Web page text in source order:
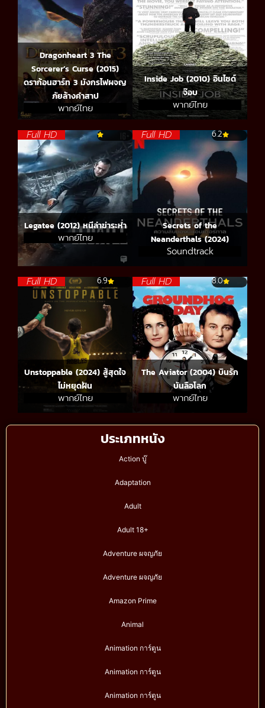
ประเภทหนัง
Action บู๊
Adaptation
Adult
Adult 18+
Adventure ผจญภัย
Adventure ผจญภัย
Amazon Prime
Animal
Animation การ์ตูน
Animation การ์ตูน
Animation การ์ตูน
Dragonheart 3 The
Sorcerer’s Curse (2015)
ดราก้อนฮาร์ท 3 มังกรไฟผจญ
ภัยล้างคำสาป
พากย์ไทย
Inside Job (2010) อินไซด์
จ๊อบ
พากย์ไทย
Full HD
Legatee (2012) หนีล่าฆ่าระห่ำ
พากย์ไทย
Full HD 6.2
Secrets of the
Neanderthals (2024)
Soundtrack
Full HD 6.9
Unstoppable (2024) สู้สุดใจ
ไม่หยุดฝัน
พากย์ไทย
Full HD 8.0
The Aviator (2004) บินรัก
บันลือโลก
พากย์ไทย